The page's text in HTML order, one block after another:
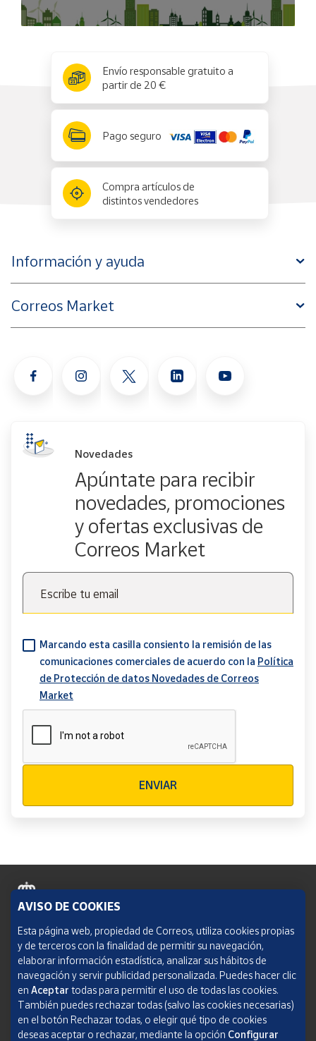
Envío responsable gratuito a
partir de 20 €
Pago seguro
Compra artículos de
distintos vendedores
Información y ayuda
Correos Market
Novedades
Apúntate para recibir
novedades, promociones
y ofertas exclusivas de
Correos Market
Escribe tu email
Marcando esta casilla consiento la remisión de las
comunicaciones comerciales de acuerdo con la Política
de Protección de datos Novedades de Correos
Market
ENVIAR
Política de cookies
Aviso legal
Condiciones del servicio
Política de Privacidad Web
AVISO DE COOKIES
Esta página web, propiedad de Correos, utiliza cookies propias
y de terceros con la finalidad de permitir su navegación,
elaborar información estadística, analizar sus hábitos de
navegación y servir publicidad personalizada. Puedes hacer clic
en Aceptar todas para permitir el uso de todas las cookies.
También puedes rechazar todas (salvo las cookies necesarias)
en el botón Rechazar todas, o elegir qué tipo de cookies
deseas aceptar o rechazar, mediante la opción Configurar